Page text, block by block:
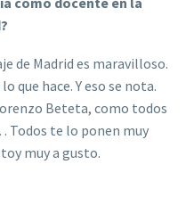
de Madrid es maravilloso.
que hace. Y eso se nota.
Beteta, como todos
Todos te lo ponen muy
muy a gusto.